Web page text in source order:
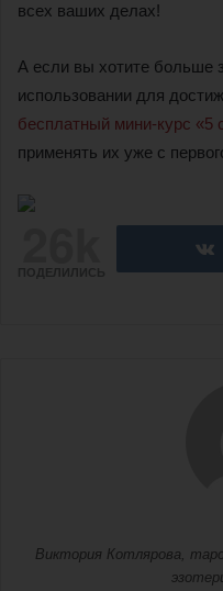
всех ваших делах!
А если вы хотите больше
использовании для
бесплатный мини-курс «5
применять их уже с
ПОДЕЛИЛИСЬ
Виктория Котлярова,